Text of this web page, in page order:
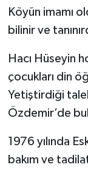
Köyün imamı
bilinir ve
Hacı Hüseyin
çocukları din
Yetiştirdiği
Özdemir’de
1976 yılında
bakım ve